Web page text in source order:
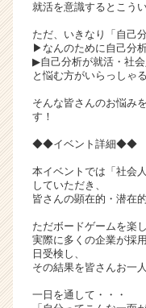
ト
チ
ア
キ
ャ
リ
h
e
r
a
e
r
就活を意識するとこう
ただ、いきなり「自己
▶なんのために自己分
▶自己分析が就活・社
と悩む方がいらっしゃ
そんな皆さんのお悩み
す！
◆◆イベント詳細◆◆
本イベントでは「社会
していただき、
皆さんの顕在的・潜在
ただボードゲームを楽
実際に多くの企業が採
日受検し、
その結果を皆さんお一
一日を通して・・・